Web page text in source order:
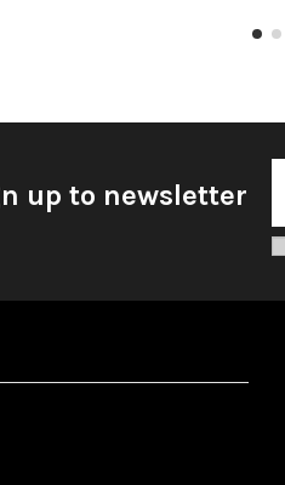
up to newsletter